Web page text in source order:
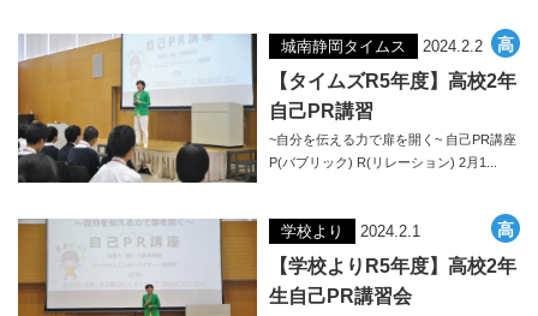
城南静岡タイムス 2024.2.2
【タイムズR5年度】高校2年
自己PR講習
~自分を伝える力で扉を開く~ 自己PR講座
P(バブリック) R(リレーション) 2月1...
学校より 2024.2.1
【学校よりR5年度】高校2年
生自己PR講習会